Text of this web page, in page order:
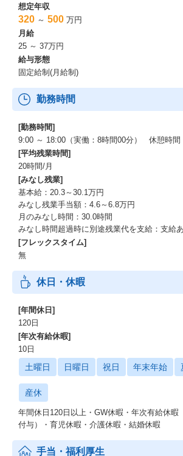
(2)時給に加えてアポ1件獲得ごとに8,000円の
(3)資料送付1件ごとにさらに500円のインセン
・表彰制度あり（毎月MVPには1.5万円賞与）
・ストックオプション付与可能性あり（フル
年後ジャッジ）
想定年収
320 ～ 500 万円
月給
25 ～ 37万円
給与形態
固定給制(月給制)
勤務時間
[勤務時間]
9:00 ～ 18:00（実働：8時間00分） 休憩時間
[平均残業時間]
20時間/月
[みなし残業]
基本給：20.3～30.1万円
みなし残業手当額：4.6～6.8万円
月のみなし時間：30.0時間
みなし時間超過時に別途残業代を支給：支給
[フレックスタイム]
無
休日・休暇
[年間休日]
120日
[年次有給休暇]
10日
土曜日 日曜日 祝日 年末年始
産休
年間休日120日以上・GW休暇・年次有給休暇
付与）・育児休暇・介護休暇・結婚休暇
手当・福利厚生